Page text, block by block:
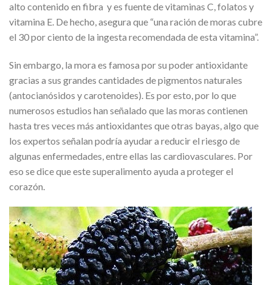
alto contenido en fibra y es fuente de vitaminas C, folatos y
vitamina E. De hecho, asegura que “una ración de moras cubre
el 30 por ciento de la ingesta recomendada de esta vitamina”.
Sin embargo, la mora es famosa por su poder antioxidante
gracias a sus grandes cantidades de pigmentos naturales
(antocianósidos y carotenoides). Es por esto, por lo que
numerosos estudios han señalado que las moras contienen
hasta tres veces más antioxidantes que otras bayas, algo que
los expertos señalan podría ayudar a reducir el riesgo de
algunas enfermedades, entre ellas las cardiovasculares. Por
eso se dice que este superalimento ayuda a proteger el
corazón.